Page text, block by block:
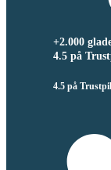
+2.000
4.5 på
4.5 på